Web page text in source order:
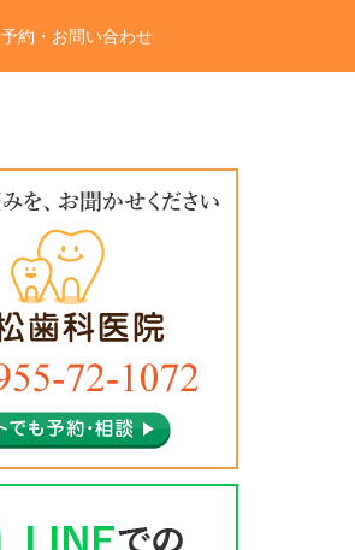
予約・お問い合わせ